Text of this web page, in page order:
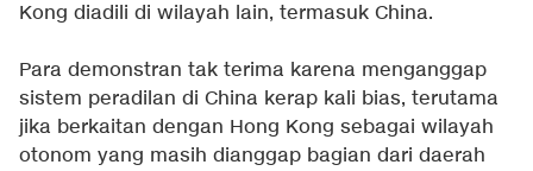
Kong diadili di wilayah lain, termasuk China.
Para demonstran tak terima karena menganggap
sistem peradilan di China kerap kali bias, terutama
jika berkaitan dengan Hong Kong sebagai wilayah
otonom yang masih dianggap bagian dari daerah